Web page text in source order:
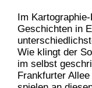
Im
Geschichten in
Wie klingt der
im selbst
Frankfurter